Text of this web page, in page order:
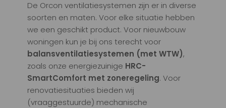
De Orcon ventilatiesystemen zijn er in diverse
soorten en maten. Voor elke situatie hebben
we een geschikt product. Voor nieuwbouw
woningen kun je bij ons terecht voor
balansventilatiesystemen (met WTW),
zoals onze energiezuinige HRC-
SmartComfort met zoneregeling. Voor
renovatiesituaties bieden wij
(vraaggestuurde) mechanische